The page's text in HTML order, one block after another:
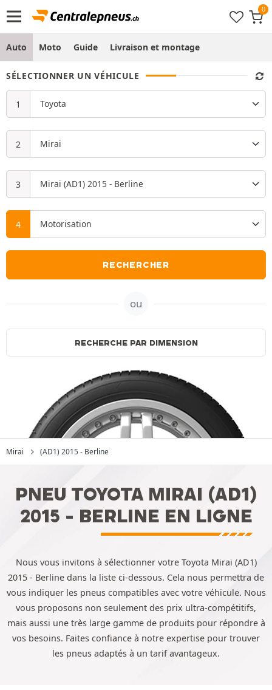
Auto Moto Guide Livraison et montage
SÉLECTIONNER UN VÉHICULE
RECHERCHER
ou
RECHERCHE PAR DIMENSION
Mirai (AD1) 2015 - Berline
PNEU TOYOTA MIRAI (AD1)
2015 - BERLINE EN LIGNE
Nous vous invitons à sélectionner votre Toyota Mirai (AD1)
2015 - Berline dans la liste ci-dessous. Cela nous permettra de
vous indiquer les pneus compatibles avec votre véhicule. Nous
vous proposons non seulement des prix ultra-compétitifs,
mais aussi une très large gamme de produits pour répondre à
vos besoins. Faites confiance à notre expertise pour trouver
les pneus adaptés à un tarif avantageux.